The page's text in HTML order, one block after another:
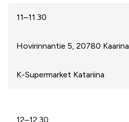
11–11.30
Hovirinnantie 5, 20780 Kaarina
K-Supermarket Katariina
12–12.30